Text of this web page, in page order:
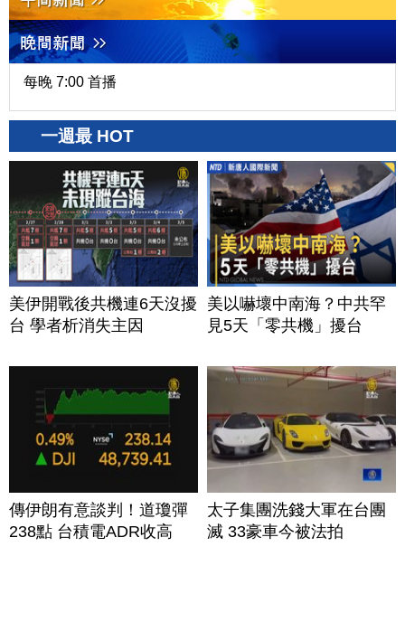
每晚 7:00 首播
一週最 HOT
美伊開戰後共機連6天沒擾
台 學者析消失主因
美以嚇壞中南海？中共罕
見5天「零共機」擾台
傳伊朗有意談判！道瓊彈
238點 台積電ADR收高
太子集團洗錢大軍在台團
滅 33豪車今被法拍